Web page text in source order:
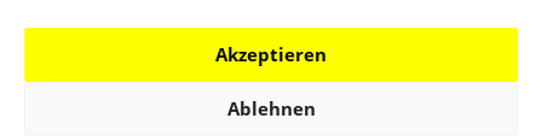
Akzeptieren
Ablehnen
Events